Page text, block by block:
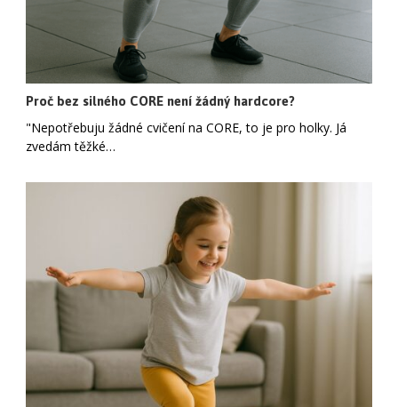
Proč bez silného CORE není žádný hardcore?
"Nepotřebuju žádné cvičení na CORE, to je pro holky. Já
zvedám těžké…